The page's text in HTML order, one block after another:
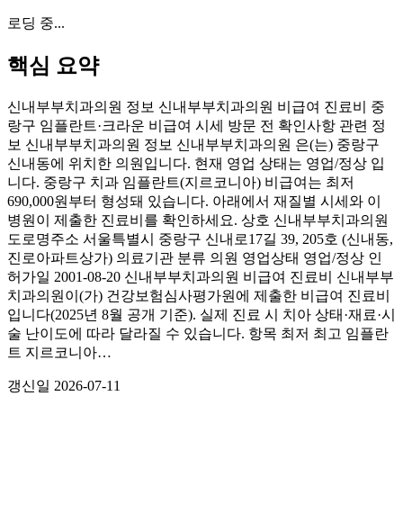
로딩 중...
핵심 요약
신내부부치과의원 정보 신내부부치과의원 비급여 진료비 중
랑구 임플란트·크라운 비급여 시세 방문 전 확인사항 관련 정
보 신내부부치과의원 정보 신내부부치과의원 은(는) 중랑구
신내동에 위치한 의원입니다. 현재 영업 상태는 영업/정상 입
니다. 중랑구 치과 임플란트(지르코니아) 비급여는 최저
690,000원부터 형성돼 있습니다. 아래에서 재질별 시세와 이
병원이 제출한 진료비를 확인하세요. 상호 신내부부치과의원
도로명주소 서울특별시 중랑구 신내로17길 39, 205호 (신내동,
진로아파트상가) 의료기관 분류 의원 영업상태 영업/정상 인
허가일 2001-08-20 신내부부치과의원 비급여 진료비 신내부부
치과의원이(가) 건강보험심사평가원에 제출한 비급여 진료비
입니다(2025년 8월 공개 기준). 실제 진료 시 치아 상태·재료·시
술 난이도에 따라 달라질 수 있습니다. 항목 최저 최고 임플란
트 지르코니아…
갱신일 2026-07-11